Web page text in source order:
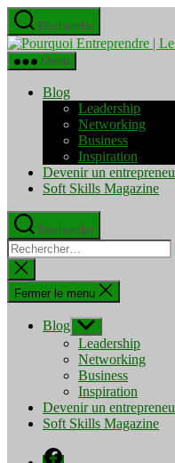
Aller
au
contenu
Recherche
Menu
Blog
Leadership
Networking
Business
Inspiration
Devenir un
Soft Skills Magazine
Recherche
Rechercher :
Fermer
la
recherche
Fermer le menu
Blog Afficher
le
sous-
menu
Leadership
Networking
Business
Inspiration
Devenir un
Soft Skills Magazine
Facebook